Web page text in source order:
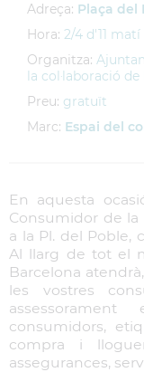
Adreça: Plaça del
Hora: 2/4 d'11 matí
Organitza:
la col·laboració
Preu: gratuït
Marc: Espai del
En aquesta
Consumidor de la
a la Pl. del Poble,
Al llarg de tot el
Barcelona
les vostres
consumidors,
compra i
assegurances,